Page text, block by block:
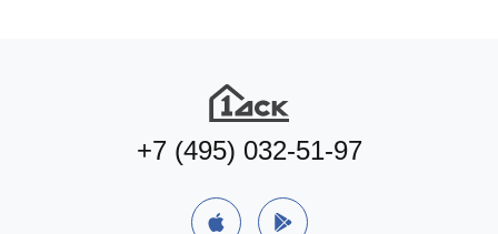
+7 (495) 032-51-97